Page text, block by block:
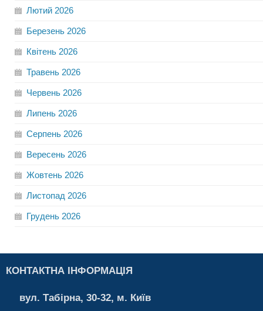
Лютий 2026
Березень 2026
Квітень 2026
Травень 2026
Червень 2026
Липень 2026
Серпень 2026
Вересень 2026
Жовтень 2026
Листопад 2026
Грудень 2026
КОНТАКТНА ІНФОРМАЦІЯ
вул. Табірна, 30-32, м. Київ